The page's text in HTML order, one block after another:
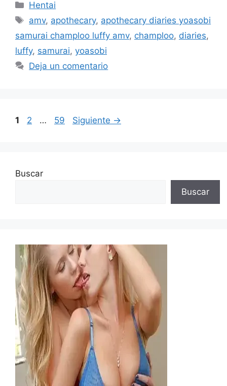
Categorías
Hentai
Etiquetas
amv, apothecary, apothecary diaries yoasobi
samurai champloo luffy amv, champloo, diaries,
luffy, samurai, yoasobi
Deja un comentario
Página
1 Página
2 … Página
59 Siguiente →
Buscar
Buscar